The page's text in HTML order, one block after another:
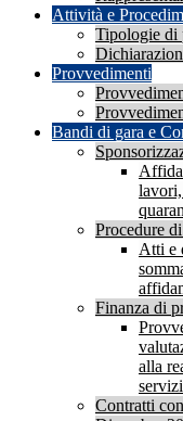
Attività e
Tipologie di
Provvedimenti
Bandi di gara e
Procedure
Atti e
Finanza di
alla
servizi
Contratti